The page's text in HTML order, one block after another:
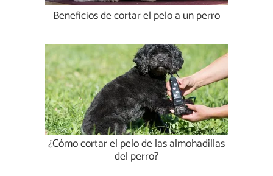
Beneficios de cortar el pelo a un perro
¿Cómo cortar el pelo de las almohadillas
del perro?